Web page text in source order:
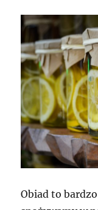
Obiad to